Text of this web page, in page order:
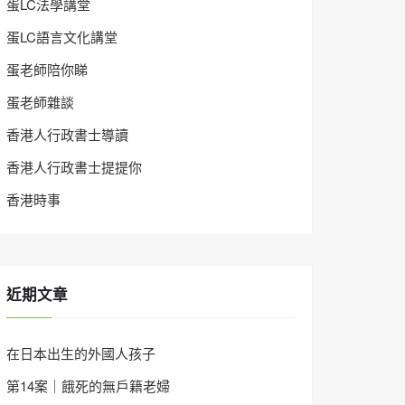
蛋LC語言文化講堂
蛋老師陪你睇
蛋老師雜談
香港人行政書士導讀
香港人行政書士提提你
香港時事
近期文章
在日本出生的外國人孩子
第14案｜餓死的無戶籍老婦